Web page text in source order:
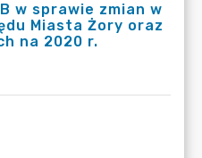
w sprawie zmian w
Miasta Żory oraz
na 2020 r.